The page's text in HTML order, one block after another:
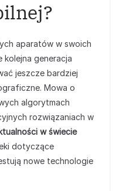
aparatów w swoich
kolejna generacja
jeszcze bardziej
Mowa o
algorytmach
rozwiązaniach w
w świecie
dotyczące
nowe technologie